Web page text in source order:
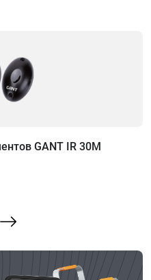
GANT IR 30M